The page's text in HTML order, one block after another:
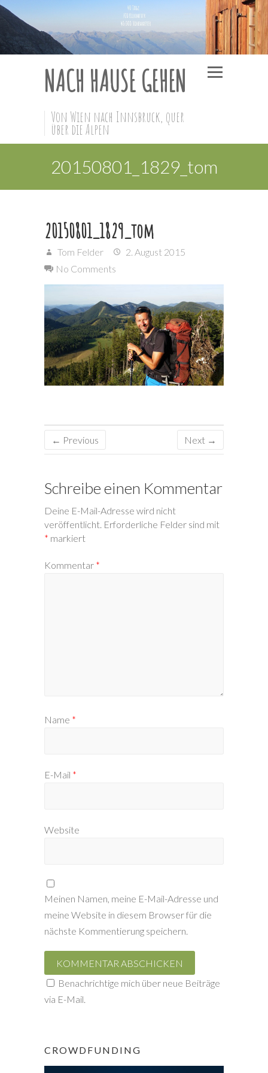
NACH HAUSE GEHEN
Von Wien nach Innsbruck, quer
über die Alpen
20150801_1829_tom
20150801_1829_tom
Tom Felder
2. August 2015
No Comments
← Previous Next →
Schreibe einen Kommentar
Deine E-Mail-Adresse wird nicht
veröffentlicht. Erforderliche Felder sind mit
* markiert
Kommentar *
Name *
E-Mail *
Website
Meinen Namen, meine E-Mail-Adresse und
meine Website in diesem Browser für die
nächste Kommentierung speichern.
Benachrichtige mich über neue Beiträge
via E-Mail.
CROWDFUNDING